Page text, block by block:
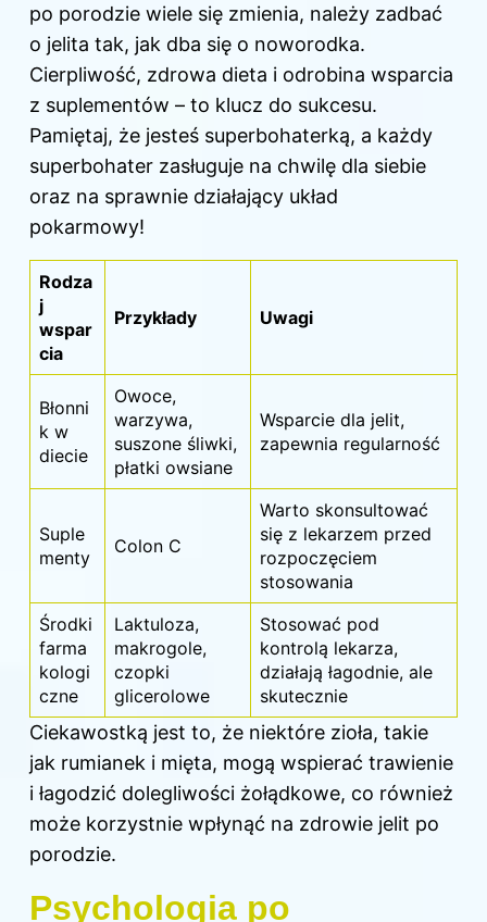
po porodzie wiele się zmienia, należy zadbać
o jelita tak, jak dba się o noworodka.
Cierpliwość, zdrowa dieta i odrobina wsparcia
z suplementów – to klucz do sukcesu.
Pamiętaj, że jesteś superbohaterką, a każdy
superbohater zasługuje na chwilę dla siebie
oraz na sprawnie działający układ
pokarmowy!
Rodza
j
wspar
cia
Przykłady Uwagi
Błonni
k w
diecie
Owoce,
warzywa,
suszone śliwki,
płatki owsiane
Wsparcie dla jelit,
zapewnia regularność
Suple
menty
Colon C
Warto skonsultować
się z lekarzem przed
rozpoczęciem
stosowania
Środki
farma
kologi
czne
Laktuloza,
makrogole,
czopki
glicerolowe
Stosować pod
kontrolą lekarza,
działają łagodnie, ale
skutecznie
Ciekawostką jest to, że niektóre zioła, takie
jak rumianek i mięta, mogą wspierać trawienie
i łagodzić dolegliwości żołądkowe, co również
może korzystnie wpłynąć na zdrowie jelit po
porodzie.
Psychologia po